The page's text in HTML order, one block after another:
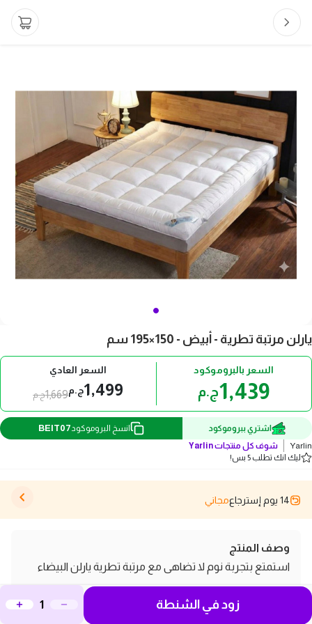
يارلن مرتبة تطرية - أبيض - 150×195 سم
السعر بالبروموكود
1,439ج.م
السعر العادي
1,499ج.م1,669ج.م
اشتري ببروموكود انسخ البروموكود BEIT07
Yarlin شوف كل منتجاتYarlin
ليك انك تطلب 5 بس!
14 يوم إسترجاع مجاني
وصف المنتج
استمتع بتجربة نوم لا تضاهى مع مرتبة تطرية يارلن البيضاء
بحجم 150×195 سم. تتميز هذه المرتبة بتصميم كابتونيه
مربعات يضفي لمسة من الفخامة على أي غرفة نوم. تحتوي
زود في الشنطة